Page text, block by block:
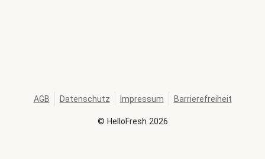
© HelloFresh 2026
AGB Datenschutz Impressum Barrierefreiheit